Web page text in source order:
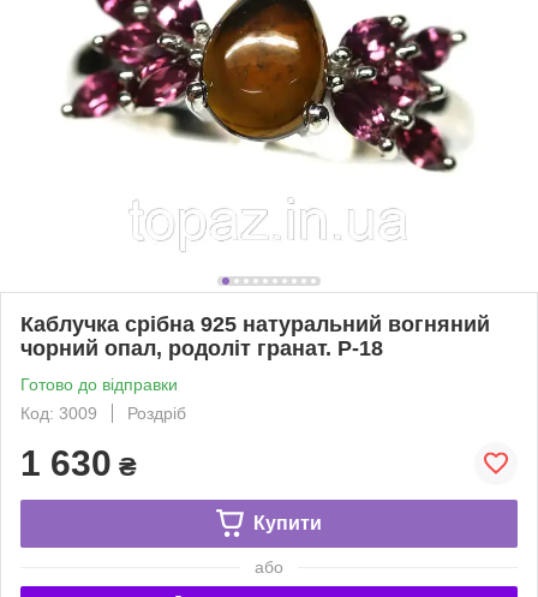
Каблучка срібна 925 натуральний вогняний
чорний опал, родоліт гранат. Р-18
Готово до відправки
Код: 3009
Роздріб
1 630 ₴
Купити
або